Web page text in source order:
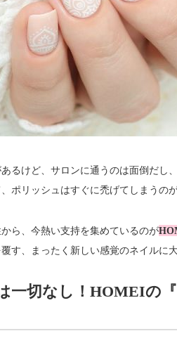
るけど、サロンに通うのは面倒だし
ポリッシュはすぐに禿げてしまうの
ら、今熱い支持を集めているのが
す、まったく新しい感覚のネイルに
一切なし！HOMEIの